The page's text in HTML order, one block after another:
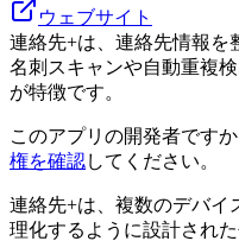
ウェブサイト
連絡先+は、連絡先情報を
名刺スキャンや自動重複
が特徴です。
このアプリの開発者です
権を確認してください。
連絡先+は、複数のデバイ
理化するように設計され